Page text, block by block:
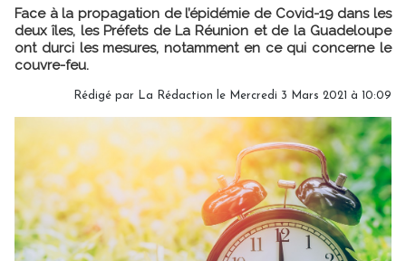
Face à la propagation de l’épidémie de Covid-19 dans les
deux îles, les Préfets de La Réunion et de la Guadeloupe
ont durci les mesures, notamment en ce qui concerne le
couvre-feu.
Rédigé par La Rédaction le Mercredi 3 Mars 2021 à 10:09